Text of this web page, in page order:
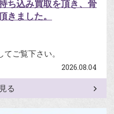
ち込み買取を頂き、骨
きました。
ご覧下さい。
2026.08.04
る